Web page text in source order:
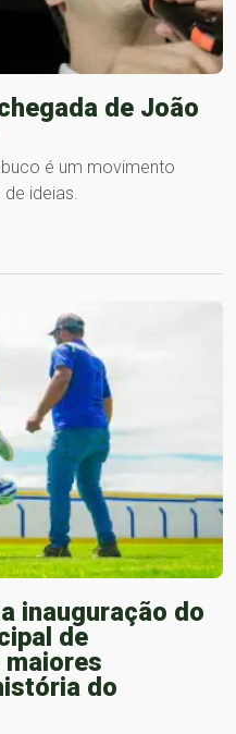
de João
é um movimento
ideias.
inauguração do
de
do